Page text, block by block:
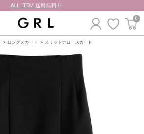
ALL ITEM 送料無料 !!
0
ロングスカート スリットナロースカート